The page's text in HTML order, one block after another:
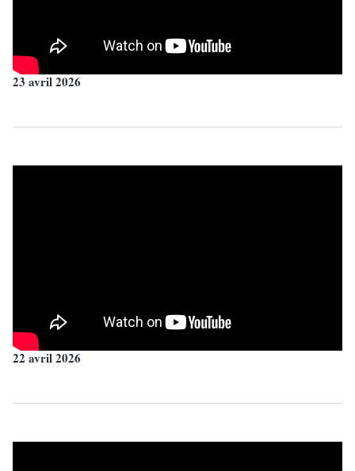
23 avril 2026
22 avril 2026